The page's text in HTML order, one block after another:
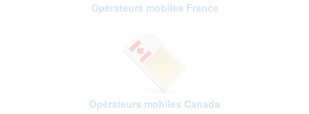
Opérateurs mobiles France
Opérateurs mobiles Canada